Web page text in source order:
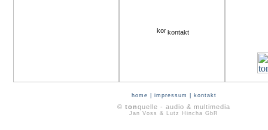
kontakt
home impressum kontakt
© tonquelle - audio & multimedia
Jan Voss & Lutz Hincha GbR